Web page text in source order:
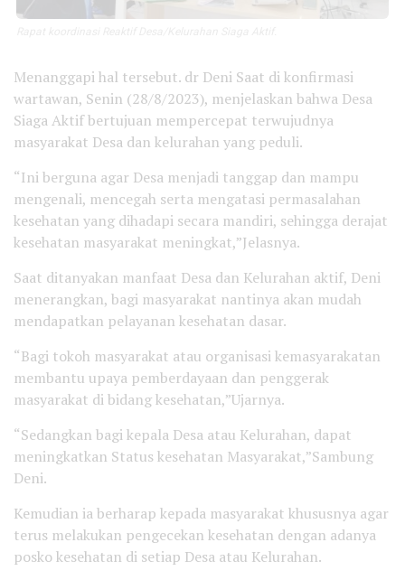
Menanggapi hal tersebut. dr Deni Saat di konfirmasi
wartawan, Senin (28/8/2023), menjelaskan bahwa Desa
Siaga Aktif bertujuan mempercepat terwujudnya
masyarakat Desa dan kelurahan yang peduli.
“Ini berguna agar Desa menjadi tanggap dan mampu
mengenali, mencegah serta mengatasi permasalahan
kesehatan yang dihadapi secara mandiri, sehingga derajat
kesehatan masyarakat meningkat,”Jelasnya.
Saat ditanyakan manfaat Desa dan Kelurahan aktif, Deni
menerangkan, bagi masyarakat nantinya akan mudah
mendapatkan pelayanan kesehatan dasar.
“Bagi tokoh masyarakat atau organisasi kemasyarakatan
membantu upaya pemberdayaan dan penggerak
masyarakat di bidang kesehatan,”Ujarnya.
“Sedangkan bagi kepala Desa atau Kelurahan, dapat
meningkatkan Status kesehatan Masyarakat,”Sambung
Deni.
Kemudian ia berharap kepada masyarakat khususnya agar
terus melakukan pengecekan kesehatan dengan adanya
posko kesehatan di setiap Desa atau Kelurahan.